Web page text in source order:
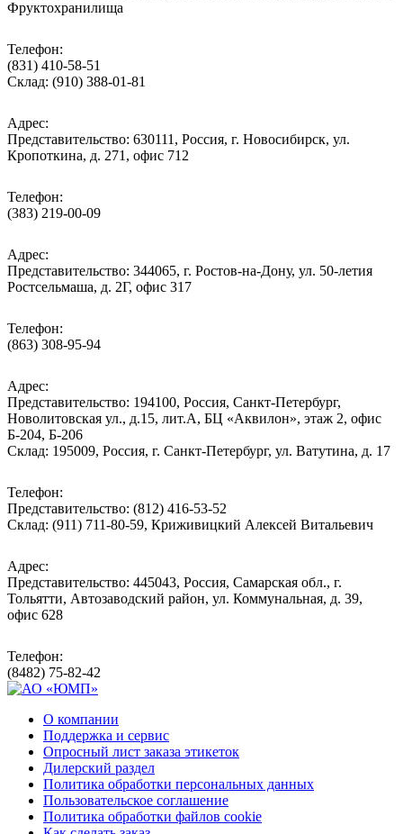
Фруктохранилища
Телефон:
(831) 410-58-51
Склад: (910) 388-01-81
Адрес:
Представительство: 630111, Россия, г. Новосибирск, ул.
Кропоткина, д. 271, офис 712
Телефон:
(383) 219-00-09
Адрес:
Представительство: 344065, г. Ростов-на-Дону, ул. 50-летия
Ростсельмаша, д. 2Г, офис 317
Телефон:
(863) 308-95-94
Адрес:
Представительство: 194100, Россия, Санкт-Петербург,
Новолитовская ул., д.15, лит.А, БЦ «Аквилон», этаж 2, офис
Б-204, Б-206
Склад: 195009, Россия, г. Санкт-Петербург, ул. Ватутина, д. 17
Телефон:
Представительство: (812) 416-53-52
Склад: (911) 711-80-59, Криживицкий Алексей Витальевич
Адрес:
Представительство: 445043, Россия, Самарская обл., г.
Тольятти, Автозаводский район, ул. Коммунальная, д. 39,
офис 628
Телефон:
(8482) 75-82-42
О компании
Поддержка и сервис
Опросный лист заказа этикеток
Дилерский раздел
Политика обработки персональных данных
Пользовательское соглашение
Политика обработки файлов cookie